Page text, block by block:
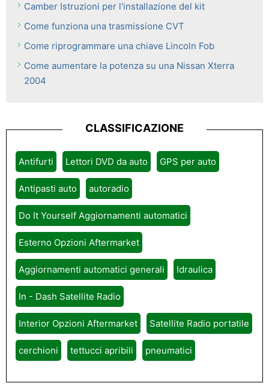
Camber Istruzioni per l'installazione del kit
Come funziona una trasmissione CVT
Come riprogrammare una chiave Lincoln Fob
Come aumentare la potenza su una Nissan Xterra
2004
CLASSIFICAZIONE
Antifurti Lettori DVD da auto GPS per auto
Antipasti auto autoradio
Do It Yourself Aggiornamenti automatici
Esterno Opzioni Aftermarket
Aggiornamenti automatici generali Idraulica
In - Dash Satellite Radio
Interior Opzioni Aftermarket Satellite Radio portatile
cerchioni tettucci apribili pneumatici